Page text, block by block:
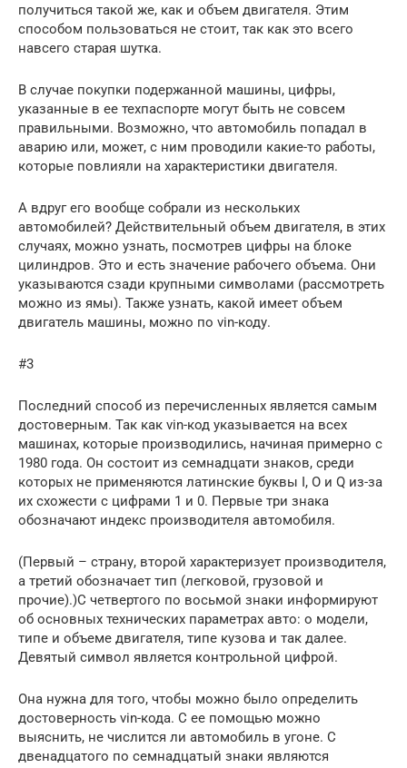
получиться такой же, как и объем двигателя. Этим
способом пользоваться не стоит, так как это всего
навсего старая шутка.
В случае покупки подержанной машины, цифры,
указанные в ее техпаспорте могут быть не совсем
правильными. Возможно, что автомобиль попадал в
аварию или, может, с ним проводили какие-то работы,
которые повлияли на характеристики двигателя.
А вдруг его вообще собрали из нескольких
автомобилей? Действительный объем двигателя, в этих
случаях, можно узнать, посмотрев цифры на блоке
цилиндров. Это и есть значение рабочего объема. Они
указываются сзади крупными символами (рассмотреть
можно из ямы). Также узнать, какой имеет объем
двигатель машины, можно по vin-коду.
#3
Последний способ из перечисленных является самым
достоверным. Так как vin-код указывается на всех
машинах, которые производились, начиная примерно с
1980 года. Он состоит из семнадцати знаков, среди
которых не применяются латинские буквы I, O и Q из-за
их схожести с цифрами 1 и 0. Первые три знака
обозначают индекс производителя автомобиля.
(Первый – страну, второй характеризует производителя,
а третий обозначает тип (легковой, грузовой и
прочие).)С четвертого по восьмой знаки информируют
об основных технических параметрах авто: о модели,
типе и объеме двигателя, типе кузова и так далее.
Девятый символ является контрольной цифрой.
Она нужна для того, чтобы можно было определить
достоверность vin-кода. С ее помощью можно
выяснить, не числится ли автомобиль в угоне. С
двенадцатого по семнадцатый знаки являются